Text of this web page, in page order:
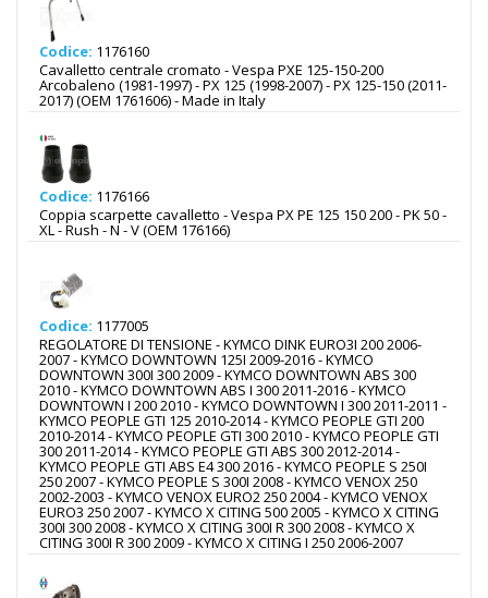
Codice: 1176160
Cavalletto centrale cromato - Vespa PXE 125-150-200
Arcobaleno (1981-1997) - PX 125 (1998-2007) - PX 125-150 (2011-
2017) (OEM 1761606) - Made in Italy
Codice: 1176166
Coppia scarpette cavalletto - Vespa PX PE 125 150 200 - PK 50 -
XL - Rush - N - V (OEM 176166)
Codice: 1177005
REGOLATORE DI TENSIONE - KYMCO DINK EURO3I 200 2006-
2007 - KYMCO DOWNTOWN 125I 2009-2016 - KYMCO
DOWNTOWN 300I 300 2009 - KYMCO DOWNTOWN ABS 300
2010 - KYMCO DOWNTOWN ABS I 300 2011-2016 - KYMCO
DOWNTOWN I 200 2010 - KYMCO DOWNTOWN I 300 2011-2011 -
KYMCO PEOPLE GTI 125 2010-2014 - KYMCO PEOPLE GTI 200
2010-2014 - KYMCO PEOPLE GTI 300 2010 - KYMCO PEOPLE GTI
300 2011-2014 - KYMCO PEOPLE GTI ABS 300 2012-2014 -
KYMCO PEOPLE GTI ABS E4 300 2016 - KYMCO PEOPLE S 250I
250 2007 - KYMCO PEOPLE S 300I 2008 - KYMCO VENOX 250
2002-2003 - KYMCO VENOX EURO2 250 2004 - KYMCO VENOX
EURO3 250 2007 - KYMCO X CITING 500 2005 - KYMCO X CITING
300I 300 2008 - KYMCO X CITING 300I R 300 2008 - KYMCO X
CITING 300I R 300 2009 - KYMCO X CITING I 250 2006-2007